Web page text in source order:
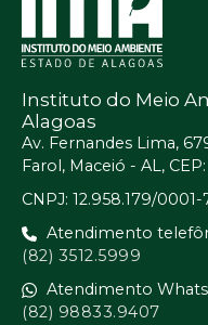
Instituto do Meio
Alagoas
Av. Fernandes Lima,
Farol, Maceió - AL,
CNPJ: 12.958.179/0001-
Atendimento
(82) 3512.5999
Atendimento
(82) 98833.9407